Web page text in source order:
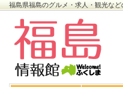
福島県福島のグルメ・求人・観光な